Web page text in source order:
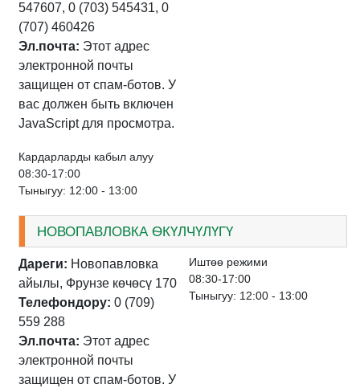
547607, 0 (703) 545431, 0
(707) 460426
Эл.почта: Этот адрес
электронной почты
защищен от спам-ботов. У
вас должен быть включен
JavaScript для просмотра.
Кардарларды кабыл алуу
08:30-17:00
Тыныгуу: 12:00 - 13:00
НОВОПАВЛОВКА ѲКҮЛЧҮЛҮГҮ
Дареги: Новопавловка
айылы, Фрунзе көчөсү 170
Телефондору: 0 (709)
559 288
Эл.почта: Этот адрес
электронной почты
защищен от спам-ботов. У
Иштѳѳ режими
08:30-17:00
Тыныгуу: 12:00 - 13:00